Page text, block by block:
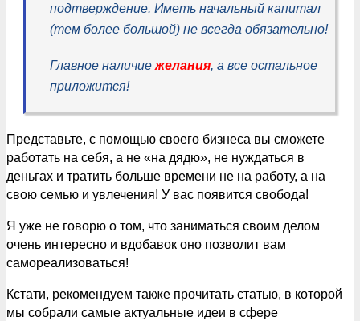
подтверждение. Иметь начальный капитал
(тем более большой) не всегда обязательно!
Главное наличие желания, а все остальное
приложится!
Представьте, с помощью своего бизнеса вы сможете
работать на себя, а не «на дядю», не нуждаться в
деньгах и тратить больше времени не на работу, а на
свою семью и увлечения! У вас появится свобода!
Я уже не говорю о том, что заниматься своим делом
очень интересно и вдобавок оно позволит вам
самореализоваться!
Кстати, рекомендуем также прочитать статью, в которой
мы собрали самые актуальные идеи в сфере